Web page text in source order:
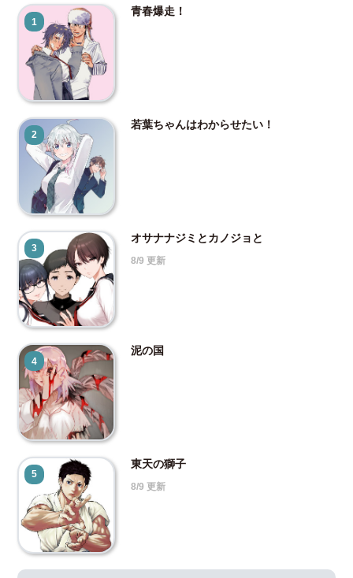
1
青春爆走！
2
若葉ちゃんはわからせたい！
3
オサナナジミとカノジョと
8/9 更新
4
泥の国
5
東天の獅子
8/9 更新